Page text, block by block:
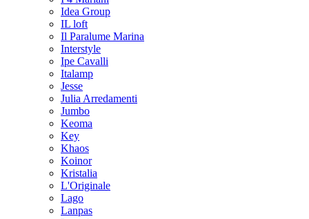
Idea Group
IL loft
Il Paralume Marina
Interstyle
Ipe Cavalli
Italamp
Jesse
Julia Arredamenti
Jumbo
Keoma
Key
Khaos
Koinor
Kristalia
L'Originale
Lago
Lanpas